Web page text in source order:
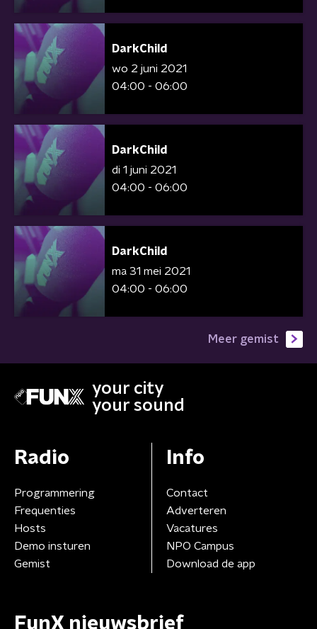
DarkChild
wo 2 juni 2021
04:00 - 06:00
DarkChild
di 1 juni 2021
04:00 - 06:00
DarkChild
ma 31 mei 2021
04:00 - 06:00
Meer gemist
your city
your sound
Radio
Programmering
Frequenties
Hosts
Demo insturen
Gemist
Info
Contact
Adverteren
Vacatures
NPO Campus
Download de app
FunX nieuwsbrief